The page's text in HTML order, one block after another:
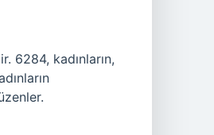
6284, kadınların,